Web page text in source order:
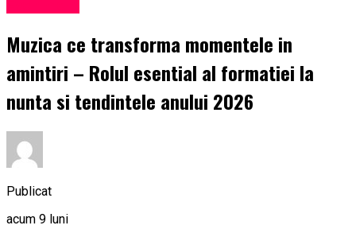
Muzica ce transforma momentele in
amintiri – Rolul esential al formatiei la
nunta si tendintele anului 2026
Publicat
acum 9 luni